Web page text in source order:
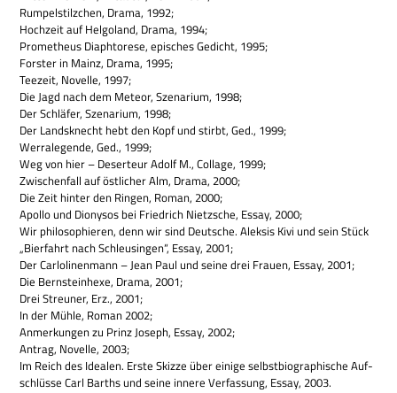
Rum­pel­stilz­chen, Drama, 1992;
Hoch­zeit auf Hel­go­land, Drama, 1994;
Pro­me­theus Diaph­to­rese, epi­sches Gedicht, 1995;
For­ster in Mainz, Drama, 1995;
Tee­zeit, Novelle, 1997;
Die Jagd nach dem Meteor, Sze­na­rium, 1998;
Der Schlä­fer, Sze­na­rium, 1998;
Der Lands­knecht hebt den Kopf und stirbt, Ged., 1999;
Wer­ra­le­gende, Ged., 1999;
Weg von hier – Deser­teur Adolf M., Col­lage, 1999;
Zwi­schen­fall auf öst­li­cher Alm, Drama, 2000;
Die Zeit hin­ter den Rin­gen, Roman, 2000;
Apollo und Dio­ny­sos bei Fried­rich Nietz­sche, Essay, 2000;
Wir phi­lo­so­phie­ren, denn wir sind Deut­sche. Aleksis Kivi und sein Stück
„Bier­fahrt nach Schleu­sin­gen“, Essay, 2001;
Der Car­lo­li­nen­mann – Jean Paul und seine drei Frauen, Essay, 2001;
Die Bernst­ein­hexe, Drama, 2001;
Drei Streu­ner, Erz., 2001;
In der Mühle, Roman 2002;
Anmer­kun­gen zu Prinz Joseph, Essay, 2002;
Antrag, Novelle, 2003;
Im Reich des Idea­len. Erste Skizze über einige selbst­bio­gra­phi­sche Auf­
schlüsse Carl Barths und seine innere Ver­fas­sung, Essay, 2003.